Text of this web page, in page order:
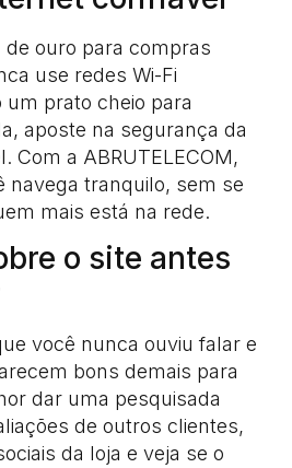
ouro para compras
use redes Wi-Fi
prato cheio para
aposte na segurança da
Com a ABRUTELECOM,
navega tranquilo, sem se
mais está na rede.
o site antes
você nunca ouviu falar e
bons demais para
dar uma pesquisada
de outros clientes,
da loja e veja se o